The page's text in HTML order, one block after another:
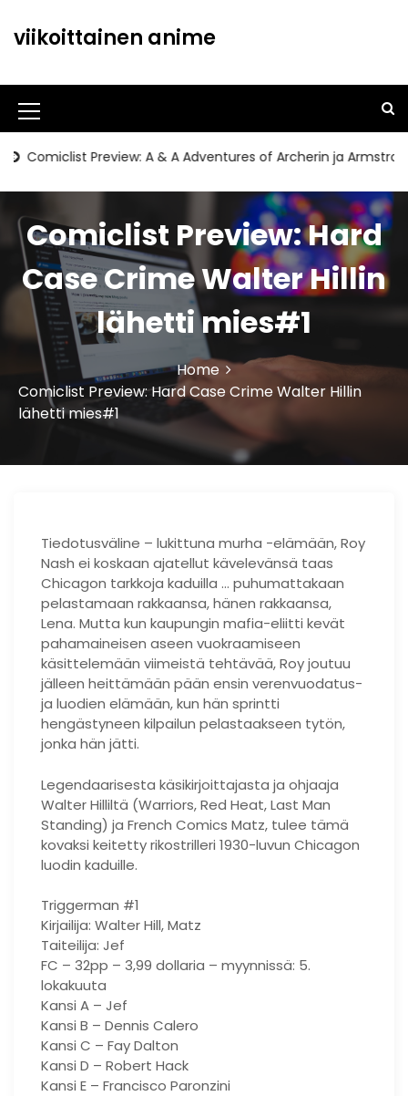
t
c
t
viikoittainen anime
M
e
n
u
I
c
o
n
Preview: A & A Adventures of Archerin ja Armstrong#11
Comiclist Preview: Hard
Case Crime Walter Hillin
lähetti mies#1
Home
Comiclist Preview: Hard Case Crime Walter Hillin
lähetti mies#1
Tiedotusväline – lukittuna murha -elämään, Roy
Nash ei koskaan ajatellut kävelevänsä taas
Chicagon tarkkoja kaduilla … puhumattakaan
pelastamaan rakkaansa, hänen rakkaansa,
Lena. Mutta kun kaupungin mafia-eliitti kevät
pahamaineisen aseen vuokraamiseen
käsittelemään viimeistä tehtävää, Roy joutuu
jälleen heittämään pään ensin verenvuodatus-
ja luodien elämään, kun hän sprintti
hengästyneen kilpailun pelastaakseen tytön,
jonka hän jätti.
Legendaarisesta käsikirjoittajasta ja ohjaaja
Walter Hilliltä (Warriors, Red Heat, Last Man
Standing) ja French Comics Matz, tulee tämä
kovaksi keitetty rikostrilleri 1930-luvun Chicagon
luodin kaduille.
Triggerman #1
Kirjailija: Walter Hill, Matz
Taiteilija: Jef
FC – 32pp – 3,99 dollaria – myynnissä: 5.
lokakuuta
Kansi A – Jef
Kansi B – Dennis Calero
Kansi C – Fay Dalton
Kansi D – Robert Hack
Kansi E – Francisco Paronzini